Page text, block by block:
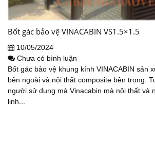
Bốt gác bảo vệ VINACABIN VS1.5×1.5
10/05/2024
Chưa có bình luận
Bốt gác bảo vệ khung kính VINACABIN sản
bên ngoài và nội thất composite bên trọng.
người sử dụng mà Vinacabin mà nội thất và
linh...